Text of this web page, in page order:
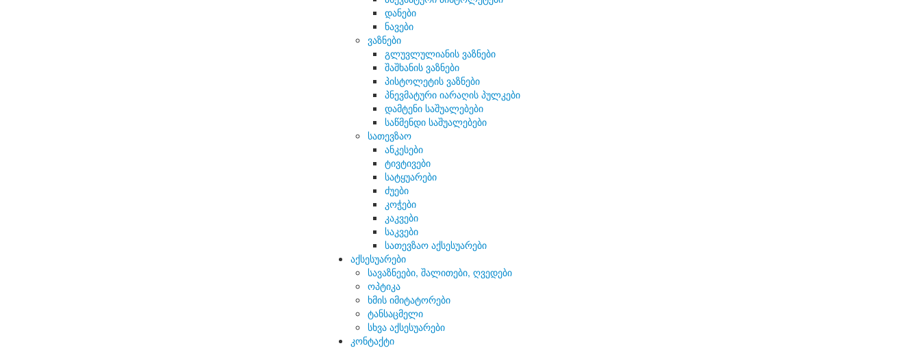
დანები
ნავები
ვაზნები
გლუვლულიანის ვაზნები
შაშხანის ვაზნები
პისტოლეტის ვაზნები
პნევმატური იარაღის პულკები
დამტენი საშუალებები
საწმენდი საშუალებები
სათევზაო
ანკესები
ტივტივები
სატყუარები
ძუები
კოჭები
კაკვები
საკვები
სათევზაო აქსესუარები
აქსესუარები
სავაზნეები, შალითები, ღვედები
ოპტიკა
ხმის იმიტატორები
ტანსაცმელი
სხვა აქსესუარები
კონტაქტი